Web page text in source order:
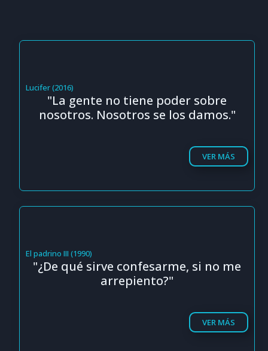
Lucifer (2016)
"La gente no tiene poder sobre
nosotros. Nosotros se los damos."
VER MÁS
El padrino III (1990)
"¿De qué sirve confesarme, si no me
arrepiento?"
VER MÁS